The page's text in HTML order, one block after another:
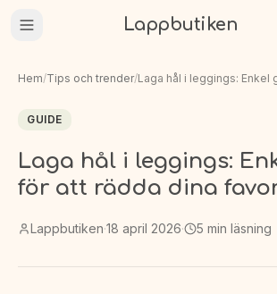
Lappbutiken
Hem/Tips och trender/
GUIDE
Laga hål i leggings:
för att rädda dina
Lappbutiken·18 april 2026· 5 min läsning